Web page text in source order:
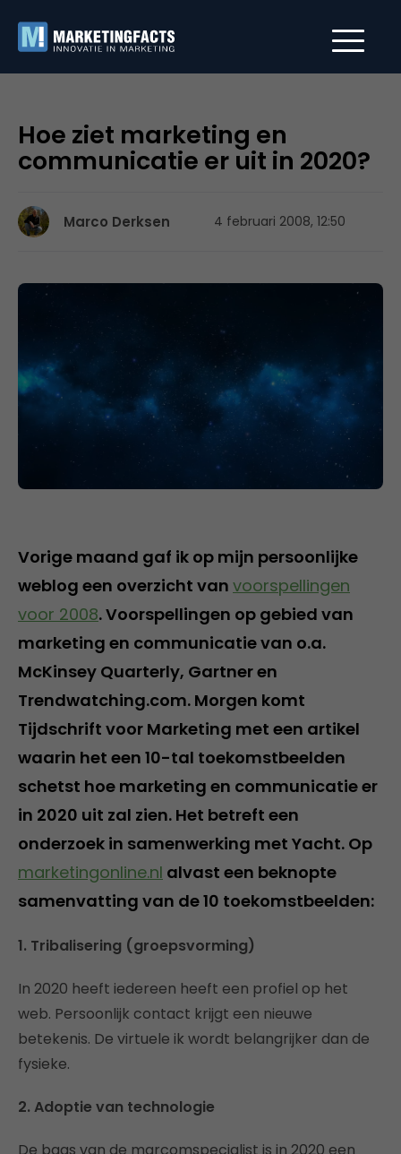
Hoe ziet marketing en
communicatie er uit in 2020?
Marco Derksen 4 februari 2008, 12:50
Vorige maand gaf ik op mijn persoonlijke
weblog een overzicht van voorspellingen
voor 2008. Voorspellingen op gebied van
marketing en communicatie van o.a.
McKinsey Quarterly, Gartner en
Trendwatching.com. Morgen komt
Tijdschrift voor Marketing met een artikel
waarin het een 10-tal toekomstbeelden
schetst hoe marketing en communicatie er
in 2020 uit zal zien. Het betreft een
onderzoek in samenwerking met Yacht. Op
marketingonline.nl alvast een beknopte
samenvatting van de 10 toekomstbeelden:
1. Tribalisering (groepsvorming)
In 2020 heeft iedereen heeft een profiel op het
web. Persoonlijk contact krijgt een nieuwe
betekenis. De virtuele ik wordt belangrijker dan de
fysieke.
2. Adoptie van technologie
De baas van de marcomspecialist is in 2020 een